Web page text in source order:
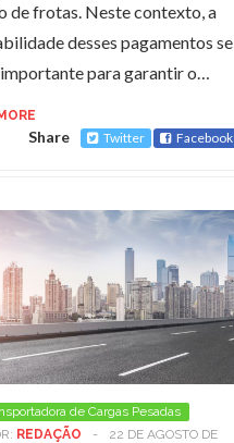
de frotas. Neste contexto, a
desses pagamentos se
para garantir o…
Share Twitter Facebook
de Cargas Pesadas
REDAÇÃO -
22 DE AGOSTO DE